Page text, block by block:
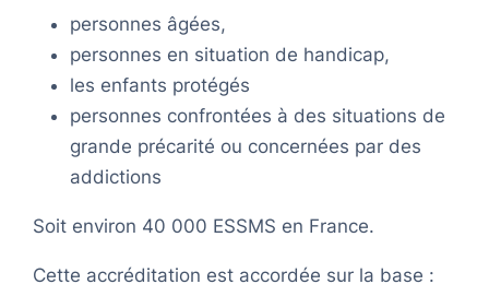
personnes âgées,
personnes en situation de handicap,
les enfants protégés
personnes confrontées à des situations de
grande précarité ou concernées par des
addictions
Soit environ 40 000 ESSMS en France.
Cette accréditation est accordée sur la base :